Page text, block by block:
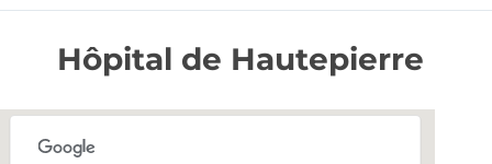
Hôpital de Hautepierre